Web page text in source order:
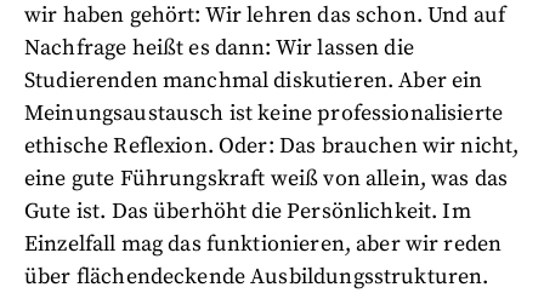
wir haben gehört: Wir lehren das schon. Und auf
Nachfrage heißt es dann: Wir lassen die
Studierenden manchmal diskutieren. Aber ein
Meinungsaustausch ist keine professionalisierte
ethische Reflexion. Oder: Das brauchen wir nicht,
eine gute Führungskraft weiß von allein, was das
Gute ist. Das überhöht die Persönlichkeit. Im
Einzelfall mag das funktionieren, aber wir reden
über flächendeckende Ausbildungsstrukturen.